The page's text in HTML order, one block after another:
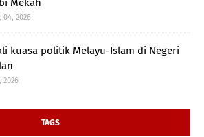
Mekah
04, 2026
kuasa politik Melayu-Islam di Negeri
2026
TAGS